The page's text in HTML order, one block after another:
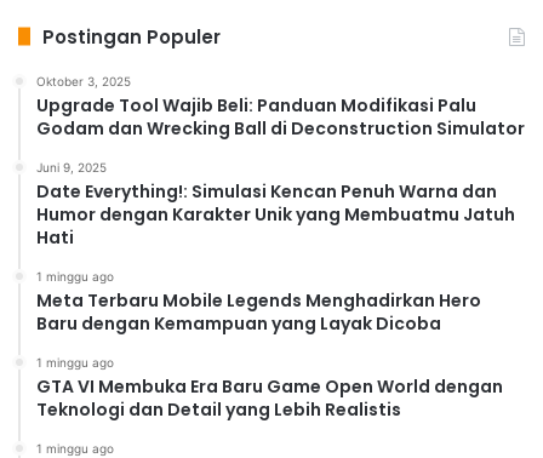
Postingan Populer
Oktober 3, 2025
Upgrade Tool Wajib Beli: Panduan Modifikasi Palu
Godam dan Wrecking Ball di Deconstruction Simulator
Juni 9, 2025
Date Everything!: Simulasi Kencan Penuh Warna dan
Humor dengan Karakter Unik yang Membuatmu Jatuh
Hati
1 minggu ago
Meta Terbaru Mobile Legends Menghadirkan Hero
Baru dengan Kemampuan yang Layak Dicoba
1 minggu ago
GTA VI Membuka Era Baru Game Open World dengan
Teknologi dan Detail yang Lebih Realistis
1 minggu ago